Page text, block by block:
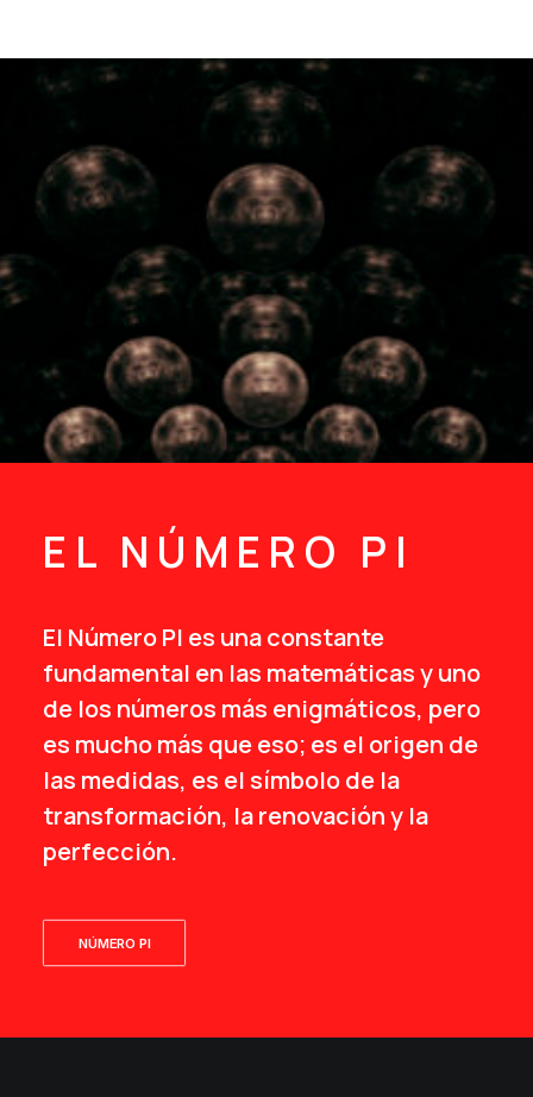
EL NÚMERO PI
El Número PI es una constante
fundamental en las matemáticas y uno
de los números más enigmáticos, pero
es mucho más que eso; es el origen de
las medidas, es el símbolo de la
transformación, la renovación y la
perfección.
NÚMERO PI